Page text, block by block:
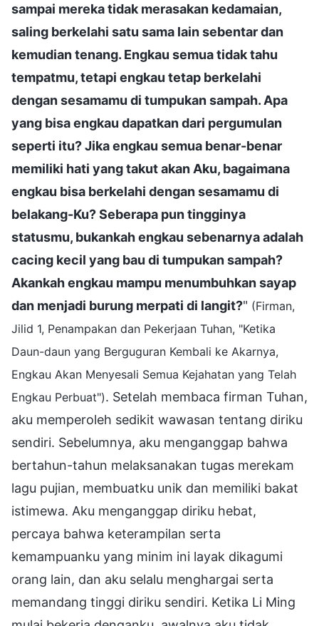
sampai mereka tidak merasakan kedamaian,
saling berkelahi satu sama lain sebentar dan
kemudian tenang. Engkau semua tidak tahu
tempatmu, tetapi engkau tetap berkelahi
dengan sesamamu di tumpukan sampah. Apa
yang bisa engkau dapatkan dari pergumulan
seperti itu? Jika engkau semua benar-benar
memiliki hati yang takut akan Aku, bagaimana
engkau bisa berkelahi dengan sesamamu di
belakang-Ku? Seberapa pun tingginya
statusmu, bukankah engkau sebenarnya adalah
cacing kecil yang bau di tumpukan sampah?
Akankah engkau mampu menumbuhkan sayap
dan menjadi burung merpati di langit?" (Firman,
Jilid 1, Penampakan dan Pekerjaan Tuhan, "Ketika
Daun-daun yang Berguguran Kembali ke Akarnya,
Engkau Akan Menyesali Semua Kejahatan yang Telah
Engkau Perbuat"). Setelah membaca firman Tuhan,
aku memperoleh sedikit wawasan tentang diriku
sendiri. Sebelumnya, aku menganggap bahwa
bertahun-tahun melaksanakan tugas merekam
lagu pujian, membuatku unik dan memiliki bakat
istimewa. Aku menganggap diriku hebat,
percaya bahwa keterampilan serta
kemampuanku yang minim ini layak dikagumi
orang lain, dan aku selalu menghargai serta
memandang tinggi diriku sendiri. Ketika Li Ming